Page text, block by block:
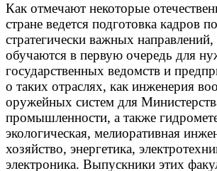
Как отмечают некоторые
стране ведется подготовка кадров
стратегически важных направлений,
обучаются в первую очередь для
государственных ведомств и
о таких отраслях, как инженерия
оружейных систем для
промышленности, а также
экологическая, мелиоративная
хозяйство, энергетика,
электроника. Выпускники этих